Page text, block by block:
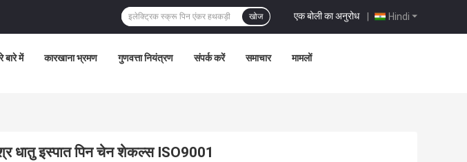
Hindi
एक बोली का अनुरोध |
खोज
बारे में कारखाना भ्रमण गुणवत्ता नियंत्रण संपर्क करें समाचार मामलों
धातु इस्पात पिन चेन शेकल्स ISO9001